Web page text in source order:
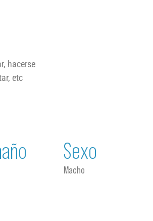
hacerse
etc
Sexo
Macho